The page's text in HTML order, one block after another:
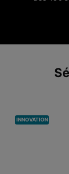
INNOVATION